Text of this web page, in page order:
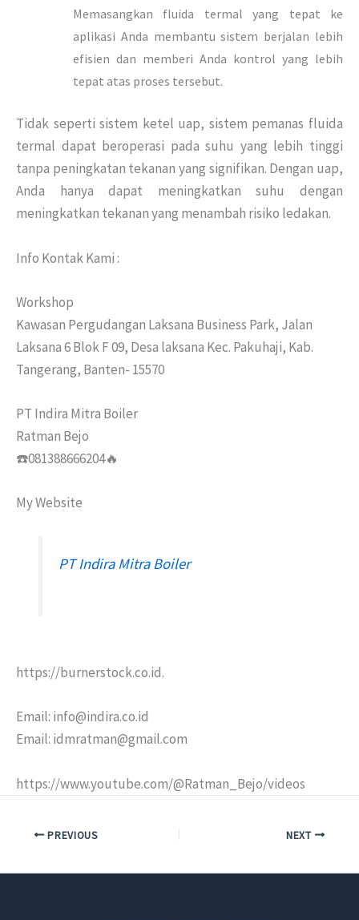
Memasangkan fluida termal yang tepat ke
aplikasi Anda membantu sistem berjalan lebih
efisien dan memberi Anda kontrol yang lebih
tepat atas proses tersebut.
Tidak seperti sistem ketel uap, sistem pemanas fluida
termal dapat beroperasi pada suhu yang lebih tinggi
tanpa peningkatan tekanan yang signifikan. Dengan uap,
Anda hanya dapat meningkatkan suhu dengan
meningkatkan tekanan yang menambah risiko ledakan.
Info Kontak Kami :
Workshop
Kawasan Pergudangan Laksana Business Park, Jalan
Laksana 6 Blok F 09, Desa laksana Kec. Pakuhaji, Kab.
Tangerang, Banten- 15570
PT Indira Mitra Boiler
Ratman Bejo
☎️081388666204🔥
My Website
PT Indira Mitra Boiler
https://burnerstock.co.id.
Email: info@indira.co.id
Email: idmratman@gmail.com
https://www.youtube.com/@Ratman_Bejo/videos
PREVIOUS NEXT